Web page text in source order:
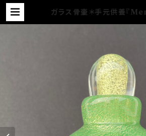
ガラス骨壷＊手元供養『